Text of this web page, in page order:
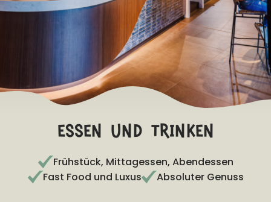
FRÜHBUCHERVORTEIL
Buchen Sie > 100 Tage vor Anreise und erhalten Sie
10% Rabatt auf die Unterkunft!
Bedingungen
essen und trinken
Frühstück, Mittagessen, Abendessen
Fast Food und Luxus
Absoluter Genuss